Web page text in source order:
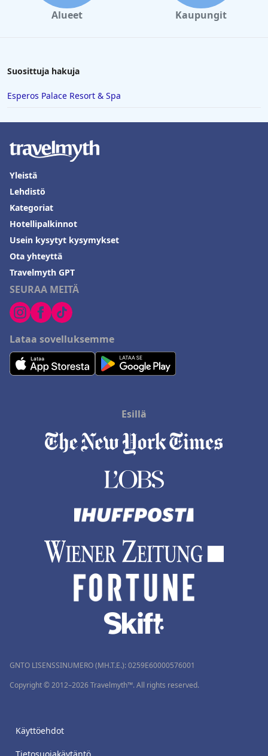
Alueet Kaupungit
Suosittuja hakuja
Esperos Palace Resort & Spa
SEURAA MEITÄ
Lataa sovelluksemme
Yleistä
Lehdistö
Kategoriat
Hotellipalkinnot
Usein kysytyt kysymykset
Ota yhteyttä
Travelmyth GPT
Esillä
GNTO LISENSSINUMERO (MH.T.E.): 0259Ε60000576001
Copyright © 2012–2026 Travelmyth™. All rights reserved.
Käyttöehdot